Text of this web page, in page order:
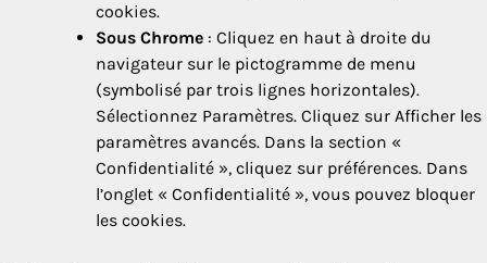
cookies.
Sous Chrome : Cliquez en haut à droite du
navigateur sur le pictogramme de menu
(symbolisé par trois lignes horizontales).
Sélectionnez Paramètres. Cliquez sur Afficher les
paramètres avancés. Dans la section «
Confidentialité », cliquez sur préférences. Dans
l’onglet « Confidentialité », vous pouvez bloquer
les cookies.